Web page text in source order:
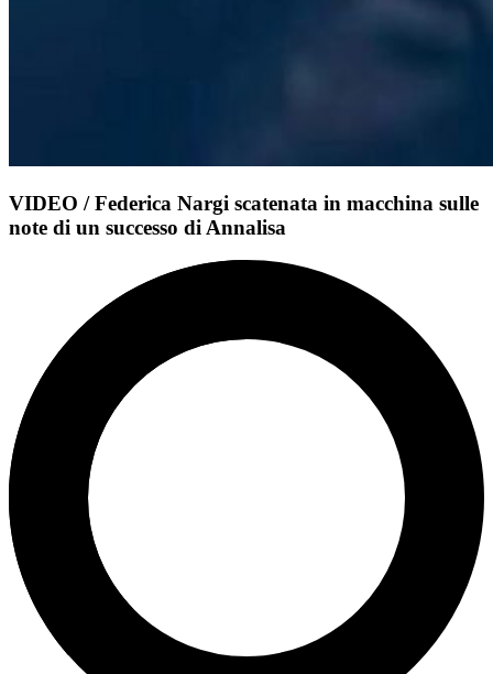
VIDEO / Federica Nargi scatenata in macchina sulle
note di un successo di Annalisa